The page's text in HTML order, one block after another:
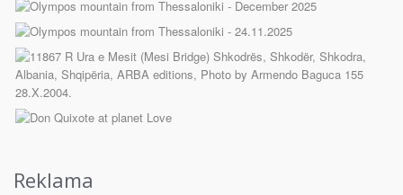
Reklama